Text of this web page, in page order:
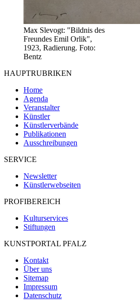
Max Slevogt: "Bildnis des
Freundes Emil Orlik",
1923, Radierung. Foto:
Bentz
HAUPTRUBRIKEN
Home
Agenda
Veranstalter
Künstler
Künstlerverbände
Publikationen
Ausschreibungen
SERVICE
Newsletter
Künstlerwebseiten
PROFIBEREICH
Kulturservices
Stiftungen
KUNSTPORTAL PFALZ
Kontakt
Über uns
Sitemap
Impressum
Datenschutz